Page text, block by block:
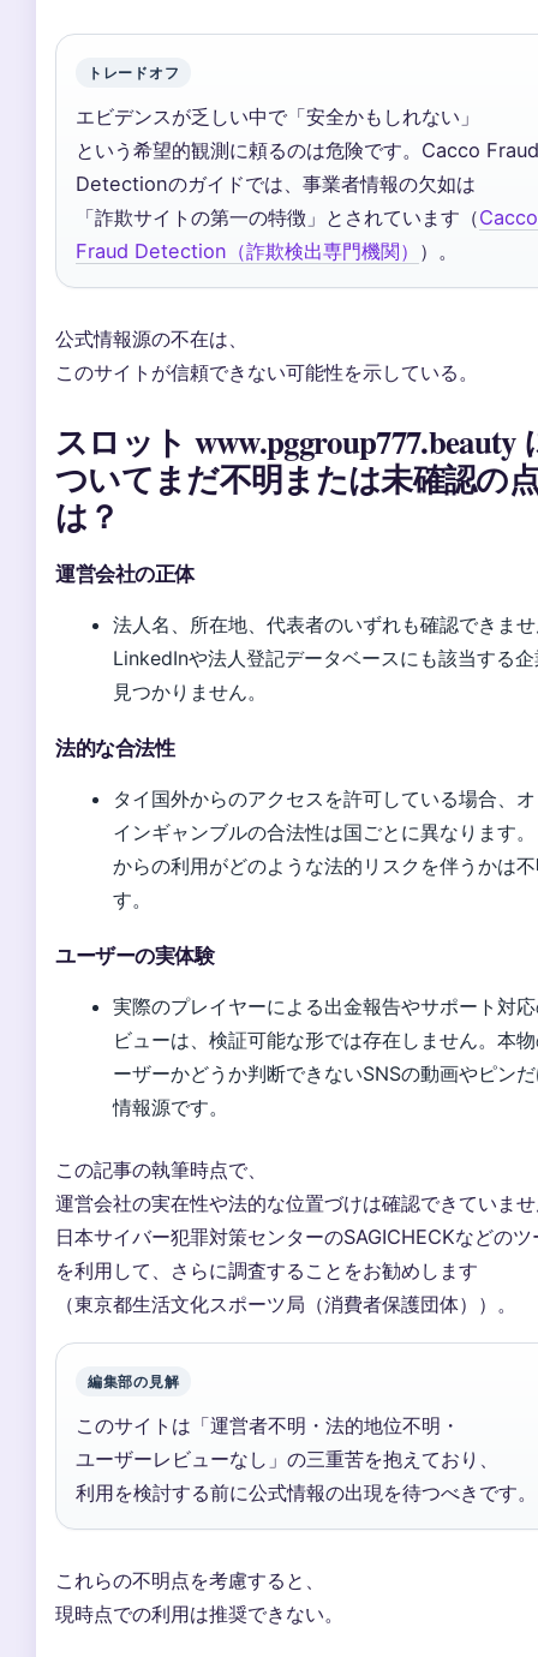
トレードオフ
エビデンスが乏しい中で「安全かもしれない」
という希望的観測に頼るのは危険です。Cacco Fraud
Detectionのガイドでは、事業者情報の欠如は
「詐欺サイトの第一の特徴」とされています（Cacco
Fraud Detection（詐欺検出専門機関） ）。
公式情報源の不在は、
このサイトが信頼できない可能性を示している。
スロット www.pggroup777.beauty
ついてまだ不明または未確認の
は？
運営会社の正体
法人名、所在地、代表者のいずれも確認できま
LinkedInや法人登記データベースにも該当する
見つかりません。
法的な合法性
タイ国外からのアクセスを許可している場合、
インギャンブルの合法性は国ごとに異なります
からの利用がどのような法的リスクを伴うかは
す。
ユーザーの実体験
実際のプレイヤーによる出金報告やサポート対
ビューは、検証可能な形では存在しません。本
ーザーかどうか判断できないSNSの動画やピン
情報源です。
この記事の執筆時点で、
運営会社の実在性や法的な位置づけは確認できていま
日本サイバー犯罪対策センターのSAGICHECKなどのツ
を利用して、さらに調査することをお勧めします
（東京都生活文化スポーツ局（消費者保護団体））。
編集部の見解
このサイトは「運営者不明・法的地位不明・
ユーザーレビューなし」の三重苦を抱えており、
利用を検討する前に公式情報の出現を待つべきです。
これらの不明点を考慮すると、
現時点での利用は推奨できない。